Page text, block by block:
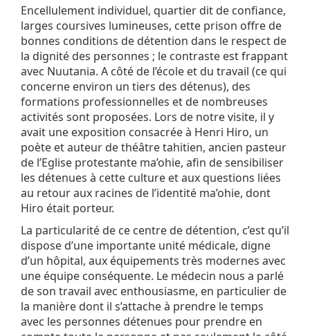
Encellulement individuel, quartier dit de confiance,
larges coursives lumineuses, cette prison offre de
bonnes conditions de détention dans le respect de
la dignité des personnes ; le contraste est frappant
avec Nuutania. A côté de l’école et du travail (ce qui
concerne environ un tiers des détenus), des
formations professionnelles et de nombreuses
activités sont proposées. Lors de notre visite, il y
avait une exposition consacrée à Henri Hiro, un
poète et auteur de théâtre tahitien, ancien pasteur
de l’Eglise protestante ma’ohie, afin de sensibiliser
les détenues à cette culture et aux questions liées
au retour aux racines de l’identité ma’ohie, dont
Hiro était porteur.
La particularité de ce centre de détention, c’est qu’il
dispose d’une importante unité médicale, digne
d’un hôpital, aux équipements très modernes avec
une équipe conséquente. Le médecin nous a parlé
de son travail avec enthousiasme, en particulier de
la manière dont il s’attache à prendre le temps
avec les personnes détenues pour prendre en